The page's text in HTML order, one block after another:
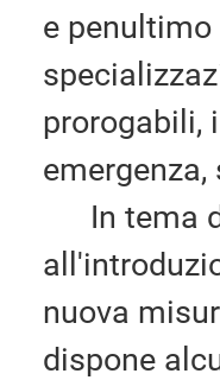
e
prorogabili,
In tema
nuova
dispone